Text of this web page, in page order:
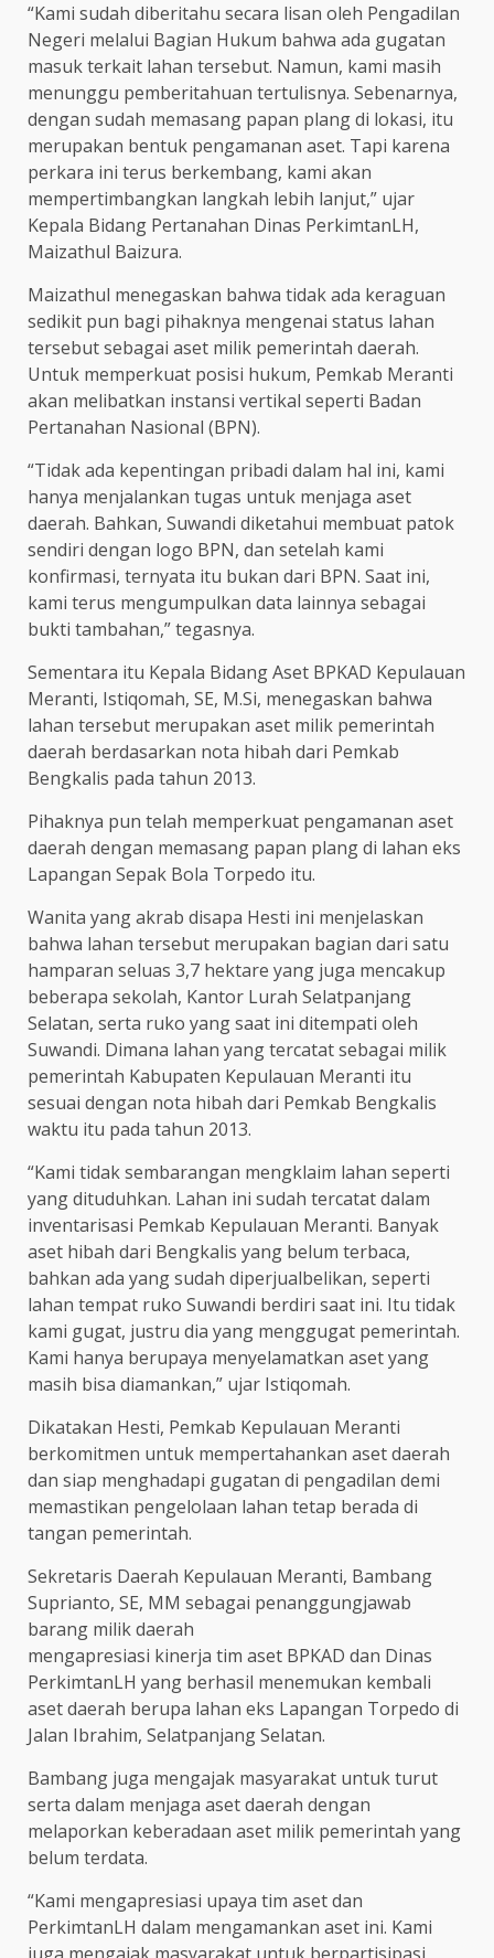
“Kami sudah diberitahu secara lisan oleh Pengadilan
Negeri melalui Bagian Hukum bahwa ada gugatan
masuk terkait lahan tersebut. Namun, kami masih
menunggu pemberitahuan tertulisnya. Sebenarnya,
dengan sudah memasang papan plang di lokasi, itu
merupakan bentuk pengamanan aset. Tapi karena
perkara ini terus berkembang, kami akan
mempertimbangkan langkah lebih lanjut,” ujar
Kepala Bidang Pertanahan Dinas PerkimtanLH,
Maizathul Baizura.
Maizathul menegaskan bahwa tidak ada keraguan
sedikit pun bagi pihaknya mengenai status lahan
tersebut sebagai aset milik pemerintah daerah.
Untuk memperkuat posisi hukum, Pemkab Meranti
akan melibatkan instansi vertikal seperti Badan
Pertanahan Nasional (BPN).
“Tidak ada kepentingan pribadi dalam hal ini, kami
hanya menjalankan tugas untuk menjaga aset
daerah. Bahkan, Suwandi diketahui membuat patok
sendiri dengan logo BPN, dan setelah kami
konfirmasi, ternyata itu bukan dari BPN. Saat ini,
kami terus mengumpulkan data lainnya sebagai
bukti tambahan,” tegasnya.
Sementara itu Kepala Bidang Aset BPKAD Kepulauan
Meranti, Istiqomah, SE, M.Si, menegaskan bahwa
lahan tersebut merupakan aset milik pemerintah
daerah berdasarkan nota hibah dari Pemkab
Bengkalis pada tahun 2013.
Pihaknya pun telah memperkuat pengamanan aset
daerah dengan memasang papan plang di lahan eks
Lapangan Sepak Bola Torpedo itu.
Wanita yang akrab disapa Hesti ini menjelaskan
bahwa lahan tersebut merupakan bagian dari satu
hamparan seluas 3,7 hektare yang juga mencakup
beberapa sekolah, Kantor Lurah Selatpanjang
Selatan, serta ruko yang saat ini ditempati oleh
Suwandi. Dimana lahan yang tercatat sebagai milik
pemerintah Kabupaten Kepulauan Meranti itu
sesuai dengan nota hibah dari Pemkab Bengkalis
waktu itu pada tahun 2013.
“Kami tidak sembarangan mengklaim lahan seperti
yang dituduhkan. Lahan ini sudah tercatat dalam
inventarisasi Pemkab Kepulauan Meranti. Banyak
aset hibah dari Bengkalis yang belum terbaca,
bahkan ada yang sudah diperjualbelikan, seperti
lahan tempat ruko Suwandi berdiri saat ini. Itu tidak
kami gugat, justru dia yang menggugat pemerintah.
Kami hanya berupaya menyelamatkan aset yang
masih bisa diamankan,” ujar Istiqomah.
Dikatakan Hesti, Pemkab Kepulauan Meranti
berkomitmen untuk mempertahankan aset daerah
dan siap menghadapi gugatan di pengadilan demi
memastikan pengelolaan lahan tetap berada di
tangan pemerintah.
Sekretaris Daerah Kepulauan Meranti, Bambang
Suprianto, SE, MM sebagai penanggungjawab
barang milik daerah
mengapresiasi kinerja tim aset BPKAD dan Dinas
PerkimtanLH yang berhasil menemukan kembali
aset daerah berupa lahan eks Lapangan Torpedo di
Jalan Ibrahim, Selatpanjang Selatan.
Bambang juga mengajak masyarakat untuk turut
serta dalam menjaga aset daerah dengan
melaporkan keberadaan aset milik pemerintah yang
belum terdata.
“Kami mengapresiasi upaya tim aset dan
PerkimtanLH dalam mengamankan aset ini. Kami